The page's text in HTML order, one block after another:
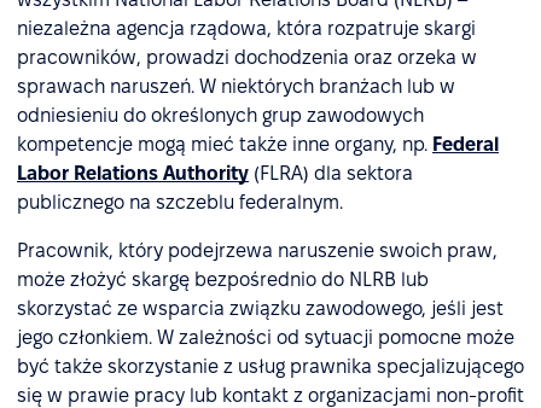
niezależna agencja rządowa, która rozpatruje skargi
pracowników, prowadzi dochodzenia oraz orzeka w
sprawach naruszeń. W niektórych branżach lub w
odniesieniu do określonych grup zawodowych
kompetencje mogą mieć także inne organy, np. Federal
Labor Relations Authority (FLRA) dla sektora
publicznego na szczeblu federalnym.
Pracownik, który podejrzewa naruszenie swoich praw,
może złożyć skargę bezpośrednio do NLRB lub
skorzystać ze wsparcia związku zawodowego, jeśli jest
jego członkiem. W zależności od sytuacji pomocne może
być także skorzystanie z usług prawnika specjalizującego
się w prawie pracy lub kontakt z organizacjami non-profit